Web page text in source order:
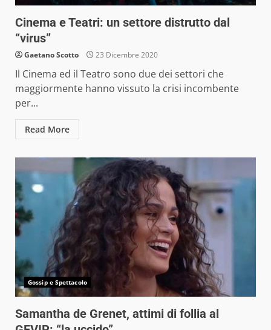
Cinema e Teatri: un settore distrutto dal
“virus”
Gaetano Scotto 23 Dicembre 2020
Il Cinema ed il Teatro sono due dei settori che
maggiormente hanno vissuto la crisi incombente
per...
Read More
Gossip e Spettacolo
Samantha de Grenet, attimi di follia al